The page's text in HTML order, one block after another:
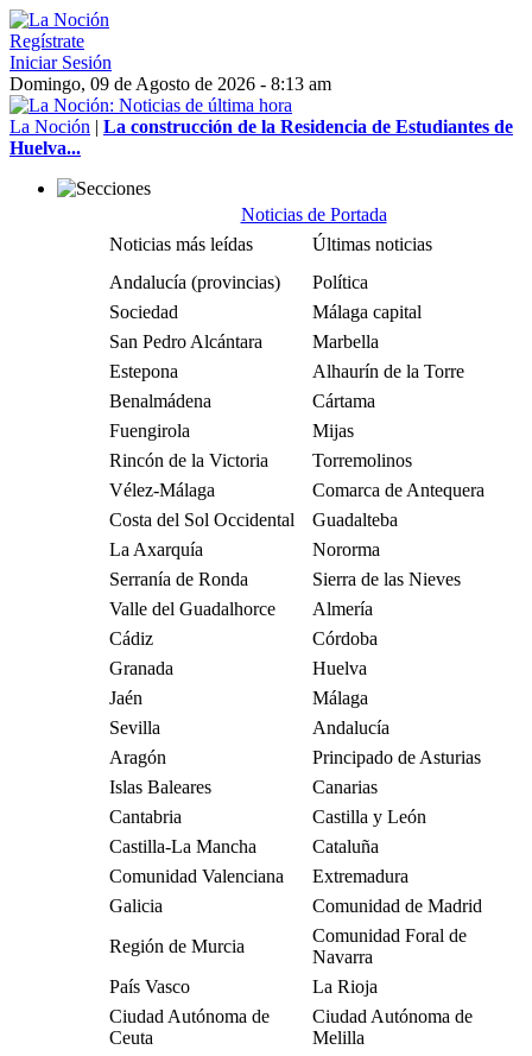
Regístrate
Iniciar Sesión
Domingo, 09 de Agosto de 2026 - 8:13 am
La Noción | La construcción de la Residencia de Estudiantes de
Huelva...
Noticias de Portada
Noticias más leídas
Últimas noticias
Andalucía (provincias)
Política
Sociedad
Málaga capital
San Pedro Alcántara
Marbella
Estepona
Alhaurín de la Torre
Benalmádena
Cártama
Fuengirola
Mijas
Rincón de la Victoria
Torremolinos
Vélez-Málaga
Comarca de Antequera
Costa del Sol Occidental
Guadalteba
La Axarquía
Nororma
Serranía de Ronda
Sierra de las Nieves
Valle del Guadalhorce
Almería
Cádiz
Córdoba
Granada
Huelva
Jaén
Málaga
Sevilla
Andalucía
Aragón
Principado de Asturias
Islas Baleares
Canarias
Cantabria
Castilla y León
Castilla-La Mancha
Cataluña
Comunidad Valenciana
Extremadura
Galicia
Comunidad de Madrid
Región de Murcia
Comunidad Foral de
Navarra
País Vasco
La Rioja
Ciudad Autónoma de
Ceuta
Ciudad Autónoma de
Melilla